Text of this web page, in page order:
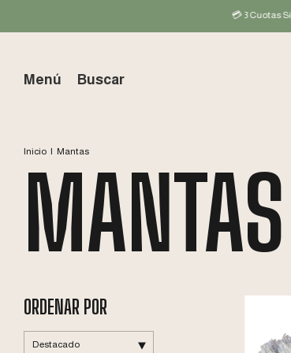
💳 3 Cuotas Sin Interés
Menú Buscar
Inicio | Mantas
MANTAS
ORDENAR POR